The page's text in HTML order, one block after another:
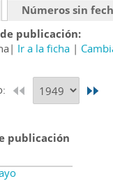
Números sin
publicación
Ir a la ficha
publicación